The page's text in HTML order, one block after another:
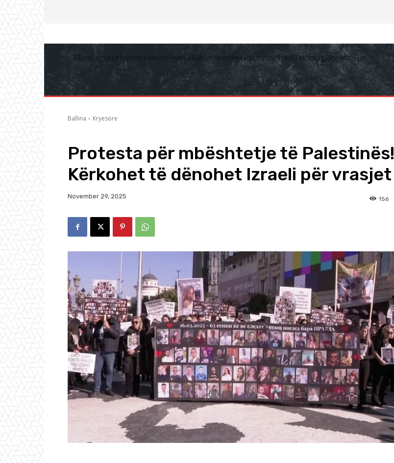
FillimiLajmeEmisioneEkonomiPolitikëKulturëShëndetësiOpinioneSportTeknologjiShowbizFun
Ballina Kryesore
Protesta për mbështetje të Palestinës!
Kërkohet të dënohet Izraeli për vrasjet
November 29, 2025 156